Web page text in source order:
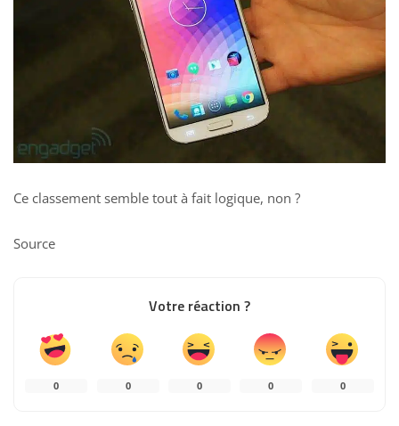
Ce classement semble tout à fait logique, non ?
Source
Votre réaction ?
0 0 0 0 0